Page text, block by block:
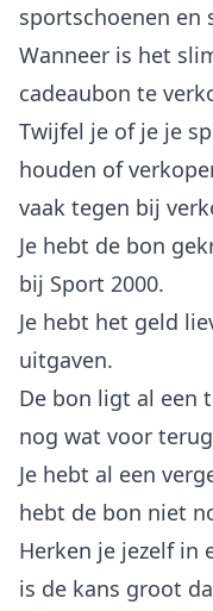
sportschoenen en
Wanneer is het
cadeaubon te
Twijfel je of je je
houden of
vaak tegen bij
Je hebt de bon
bij Sport 2000.
Je hebt het geld
uitgaven.
De bon ligt al een
nog wat voor
Je hebt al een
hebt de bon niet
Herken je jezelf in
is de kans groot